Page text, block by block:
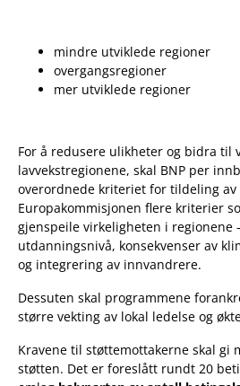
mindre utviklede regioner
overgangsregioner
mer utviklede regioner
For å redusere ulikheter og bidra til
lavvekstregionene, skal BNP per
overordnede kriteriet for tildeling
Europakommisjonen flere kriterier
gjenspeile virkeligheten i regionene
utdanningsnivå, konsekvenser av
og integrering av innvandrere.
Dessuten skal programmene
større vekting av lokal ledelse og
Kravene til støttemottakerne skal gi
støtten. Det er foreslått rundt 20